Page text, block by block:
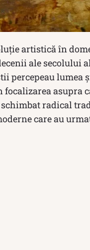
artistică în
ale secolului
percepeau lumea
asupra
radical
care au